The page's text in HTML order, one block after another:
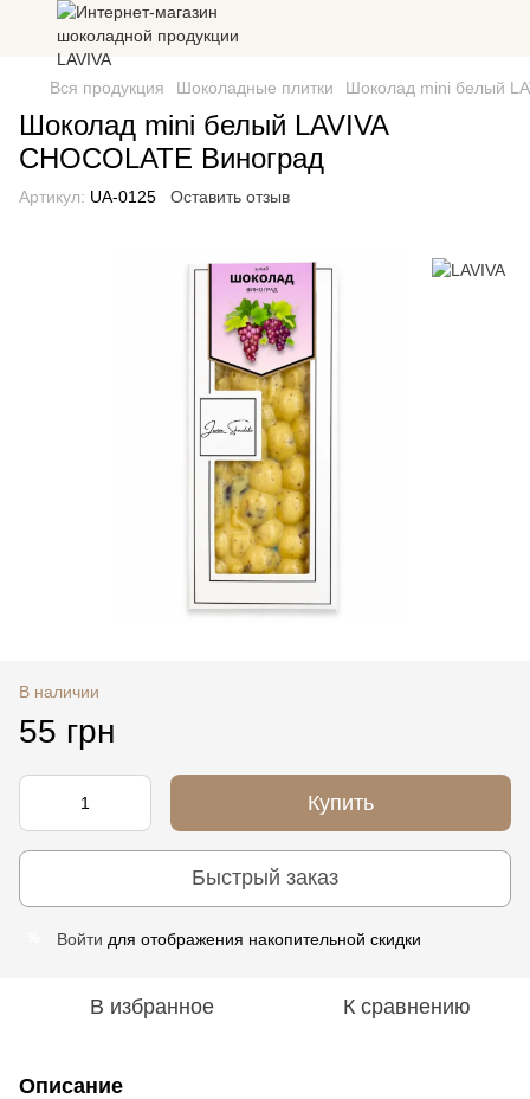
Вся продукция Шоколадные плитки Шоколад mini белый
Шоколад mini белый LAVIVA
CHOCOLATE Виноград
Артикул: UA-0125 Оставить отзыв
В наличии
55 грн
Купить
Быстрый заказ
Войти для отображения накопительной скидки
В избранное К сравнению
Описание